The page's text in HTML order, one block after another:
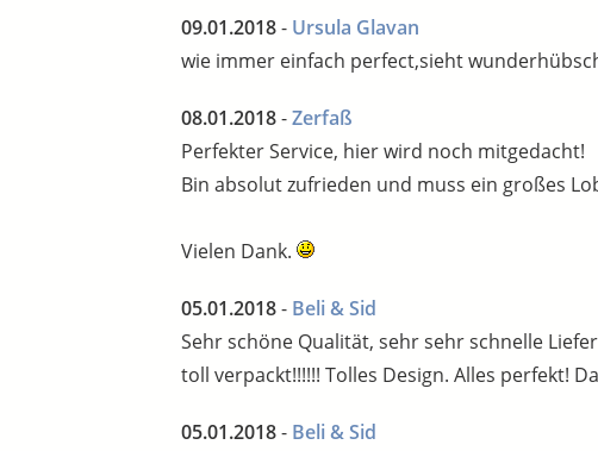
09.01.2018- Ursula Glavan
wie immer einfach perfect,sieht
08.01.2018-Zerfaß
Perfekter Service, hier wird noch mitgedacht!
Bin absolut zufrieden und muss ein großes
Vielen Dank.
05.01.2018- Beli & Sid
Sehr schöne Qualität, sehr sehr schnelle
toll verpackt!!!!!! Tolles Design. Alles perfekt!
05.01.2018- Beli & Sid